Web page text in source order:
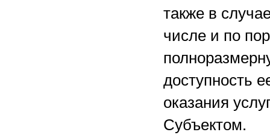
также в
числе и по
доступность
оказания
Субъектом.